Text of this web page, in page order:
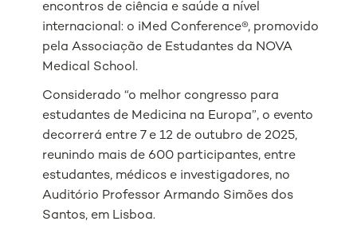
encontros de ciência e saúde a nível
internacional: o iMed Conference®, promovido
pela Associação de Estudantes da NOVA
Medical School.
Considerado “o melhor congresso para
estudantes de Medicina na Europa”, o evento
decorrerá entre 7 e 12 de outubro de 2025,
reunindo mais de 600 participantes, entre
estudantes, médicos e investigadores, no
Auditório Professor Armando Simões dos
Santos, em Lisboa.